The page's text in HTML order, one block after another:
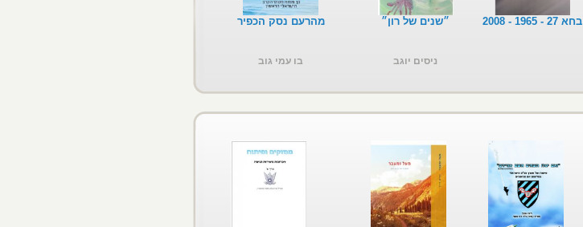
בחא 27 - 1965 - 2008 ״שנים של רון״
ניסים יוגב
מהרעם נסק הכפיר
בו עמי גוב